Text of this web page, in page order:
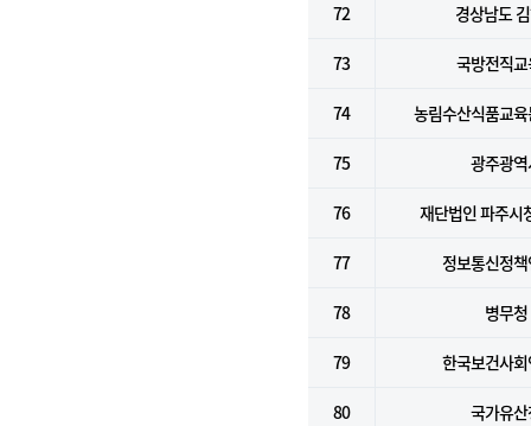
72 경상남도
73 국방전직
74 농림수산식품교
75 광주광
76 재단법인 파주시
77 정보통신정
78 병무청
79 한국보건사
80 국가유